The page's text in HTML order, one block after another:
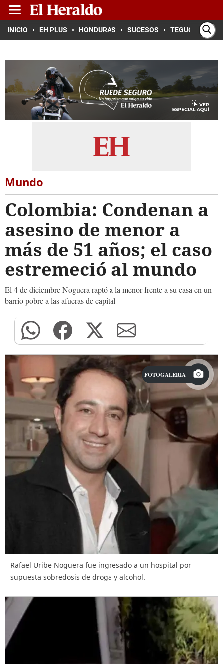
INICIO EH PLUS HONDURAS SUCESOS TEGUCIGALPA
Mundo
Colombia: Condenan a
asesino de menor a
más de 51 años; el caso
estremeció al mundo
El 4 de diciembre Noguera raptó a la menor frente a su casa en un
barrio pobre a las afueras de capital
FOTOGALERÍA
Rafael Uribe Noguera fue ingresado a un hospital por
supuesta sobredosis de droga y alcohol.